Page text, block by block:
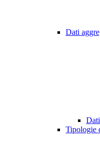
Dati
Tipologie